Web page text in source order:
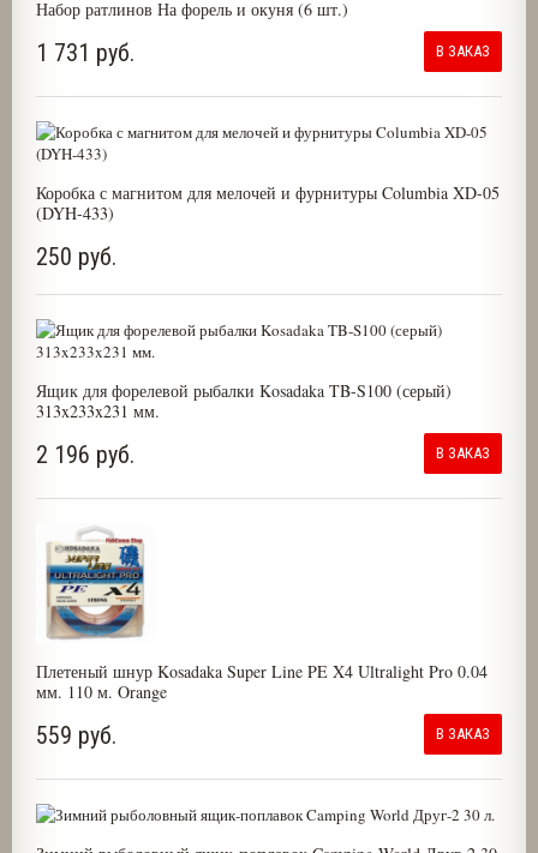
Набор ратлинов На форель и окуня (6 шт.)
1 731 руб. В ЗАКАЗ
Коробка с магнитом для мелочей и фурнитуры Columbia XD-05
(DYH-433)
250 руб.
Ящик для форелевой рыбалки Kosadaka TB-S100 (серый)
313x233x231 мм.
2 196 руб. В ЗАКАЗ
Плетеный шнур Kosadaka Super Line PE X4 Ultralight Pro 0.04
мм. 110 м. Orange
559 руб. В ЗАКАЗ